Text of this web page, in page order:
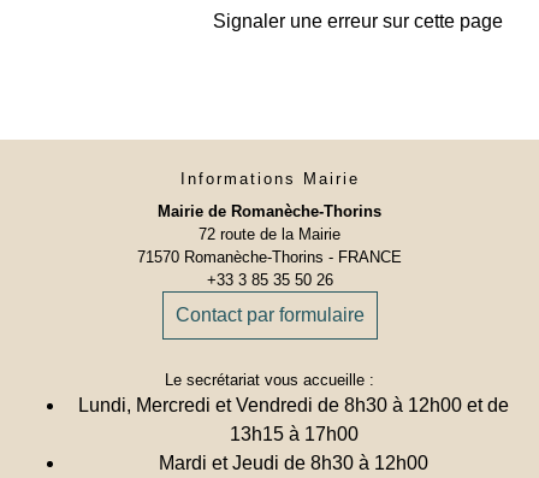
Signaler une erreur sur cette page
Informations Mairie
Mairie de Romanèche-Thorins
72 route de la Mairie
71570 Romanèche-Thorins - FRANCE
+33 3 85 35 50 26
Contact par formulaire
Le secrétariat vous accueille :
Lundi, Mercredi et Vendredi de 8h30 à 12h00 et de
13h15 à 17h00
Mardi et Jeudi de 8h30 à 12h00